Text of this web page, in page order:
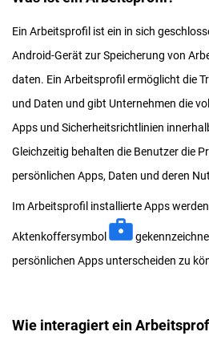
Ein Arbeitsprofil ist ein in sich
Android-Gerät zur Speicherung von
daten. Ein Arbeitsprofil ermöglicht die
und Daten und gibt Unternehmen die
Apps und Sicherheitsrichtlinien
Gleichzeitig behalten die Benutzer die
persönlichen Apps, Daten und deren
Im Arbeitsprofil installierte Apps
Aktenkoffersymbol
persönlichen Apps unterscheiden zu
Wie interagiert ein